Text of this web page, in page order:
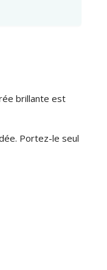
brillante est
Portez-le seul